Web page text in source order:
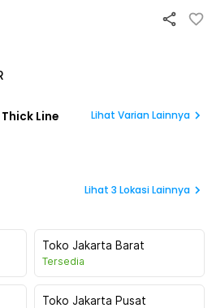
Thick Line Lihat Varian Lainnya
Lihat 3 Lokasi Lainnya
Toko Jakarta Barat
Tersedia
Toko Jakarta Pusat